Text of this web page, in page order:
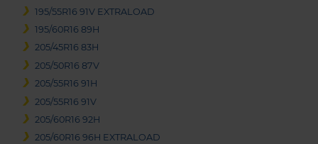
195/55R16 91V EXTRALOAD
195/60R16 89H
205/45R16 83H
205/50R16 87V
205/55R16 91H
205/55R16 91V
205/60R16 92H
205/60R16 96H EXTRALOAD